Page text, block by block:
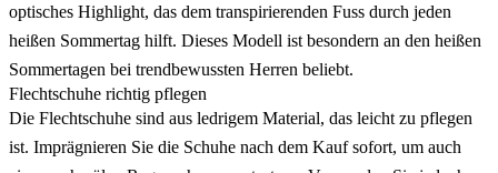
optisches Highlight, das dem transpirierenden Fuss durch jeden
heißen Sommertag hilft. Dieses Modell ist besondern an den heißen
Sommertagen bei trendbewussten Herren beliebt.
Flechtschuhe richtig pflegen
Die Flechtschuhe sind aus ledrigem Material, das leicht zu pflegen
ist. Imprägnieren Sie die Schuhe nach dem Kauf sofort, um auch